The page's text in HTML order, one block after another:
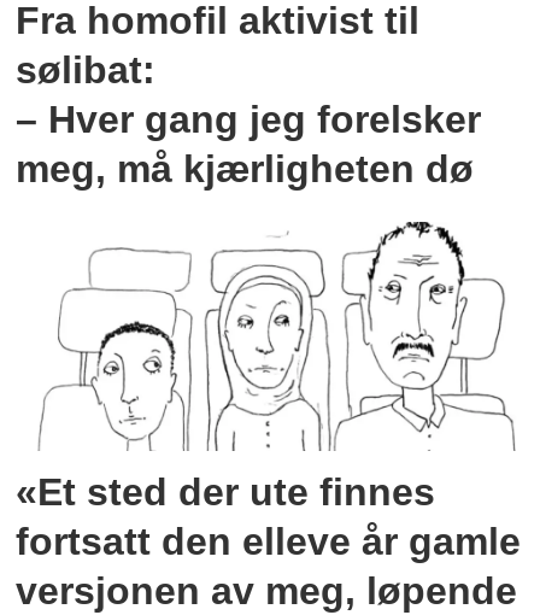
Fra homofil aktivist til
sølibat:
– Hver gang jeg forelsker
meg, må kjærligheten dø
«Et sted der ute finnes
fortsatt den elleve år gamle
versjonen av meg, løpende